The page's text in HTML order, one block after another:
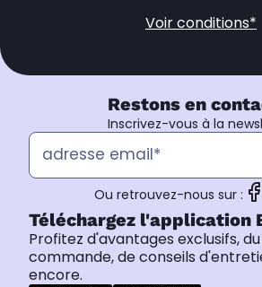
Voir conditions*
Restons en
Inscrivez-vous à la
Ou retrouvez-nous sur :
Téléchargez l'application
Profitez d'avantages exclusifs,
commande, de conseils
encore.